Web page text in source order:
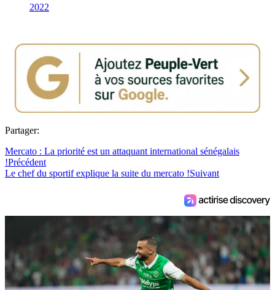
2022
Partager:
Mercato : La priorité est un attaquant international sénégalais
!Précédent
Le chef du sportif explique la suite du mercato !Suivant